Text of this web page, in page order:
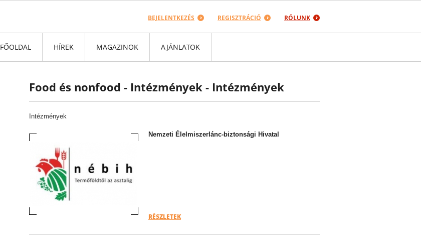
RÓLUNK
REGISZTRÁCIÓ
BEJELENTKEZÉS
FŐOLDAL HÍREK MAGAZINOK AJÁNLATOK
Food és nonfood - Intézmények - Intézmények
Intézmények
Nemzeti Élelmiszerlánc-biztonsági Hivatal
RÉSZLETEK